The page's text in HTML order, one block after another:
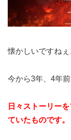
懐かしいですねぇ
今から3年、4年前
日々ストーリー
ていたものです。